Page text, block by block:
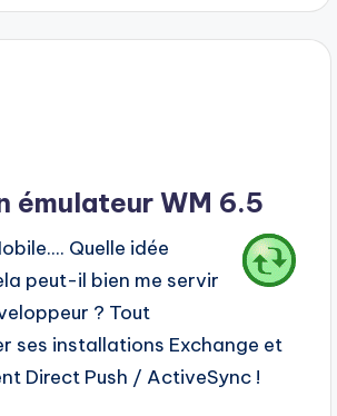
émulateur WM 6.5
Quelle idée
peut-il bien me servir
? Tout
ses installations Exchange et
Direct Push / ActiveSync !